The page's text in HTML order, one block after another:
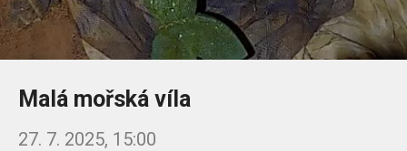
Malá mořská víla
27. 7. 2025, 15:00